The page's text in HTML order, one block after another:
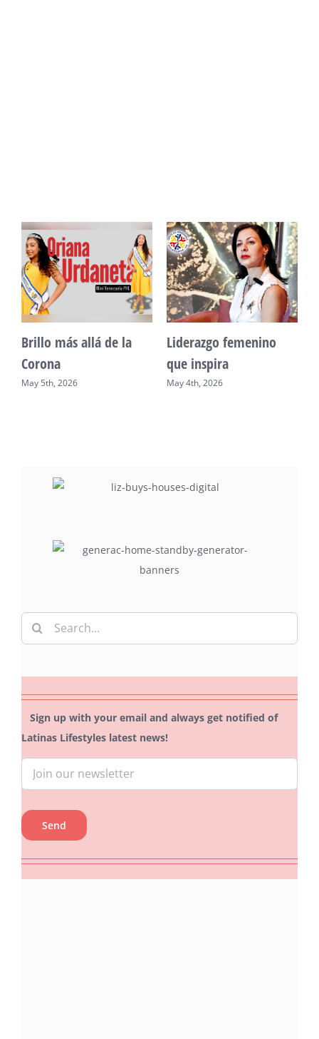
Unidad, cultura y
desarrollo comunitario
May 2nd, 2026
Sueño venezolano en
Philadelphia
May 7th, 2026
Search
for:
Sign up with your email and always get notified of
Latinas Lifestyles latest news!